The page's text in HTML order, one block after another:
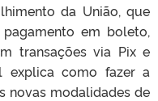
da União, que
em boleto,
transações via Pix e
explica como fazer a
novas modalidades de